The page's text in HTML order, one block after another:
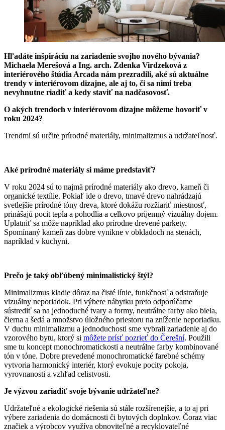
Hľadáte inšpiráciu na zariadenie svojho nového bývania?
Michaela Merešová a Ing. arch. Zdenka Virdzeková z
interiérového štúdia Arcada nám prezradili, aké sú aktuálne
trendy v interiérovom dizajne, ale aj to, či sa nimi treba
nevyhnutne riadiť a kedy staviť na nadčasovosť.
O akých trendoch v interiérovom dizajne môžeme hovoriť v
roku 2024?
Trendmi sú určite prírodné materiály, minimalizmus a udržateľnosť.
Aké prírodné materiály si máme predstaviť?
V roku 2024 sú to najmä prírodné materiály ako drevo, kameň či
organické textílie. Pokiaľ ide o drevo, tmavé drevo nahrádzajú
svetlejšie prírodné tóny dreva, ktoré dokážu rozžiariť miestnosť,
prinášajú pocit tepla a pohodlia a celkovo príjemný vizuálny dojem.
Uplatniť sa môže napríklad ako prírodne drevené parkety.
Spomínaný kameň zas dobre vynikne v obkladoch na stenách,
napríklad v kuchyni.
Prečo je taký obľúbený minimalistický štýl?
Minimalizmus kladie dôraz na čisté línie, funkčnosť a odstraňuje
vizuálny neporiadok. Pri výbere nábytku preto odporúčame
sústrediť sa na jednoduché tvary a formy, neutrálne farby ako biela,
čierna a šedá a množstvo úložného priestoru na zníženie neporiadku.
V duchu minimalizmu a jednoduchosti sme vybrali zariadenie aj do
vzorového bytu, ktorý si môžete prísť pozrieť do Čerešní. Použili
sme tu koncept monochromatickosti a neutrálne farby kombinované
tón v tóne. Dobre prevedené monochromatické farebné schémy
vytvoria harmonický interiér, ktorý evokuje pocity pokoja,
vyrovnanosti a vzhľad celistvosti.
Je výzvou zariadiť svoje bývanie udržateľne?
Udržateľné a ekologické riešenia sú stále rozšírenejšie, a to aj pri
výbere zariadenia do domácnosti či bytových doplnkov. Čoraz viac
značiek a výrobcov využíva obnoviteľné a recyklovateľné